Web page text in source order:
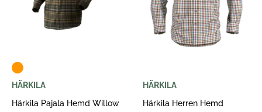
HÄRKILA
Härkila Pajala Hemd Willow
HÄRKILA
Härkila Herren Hemd